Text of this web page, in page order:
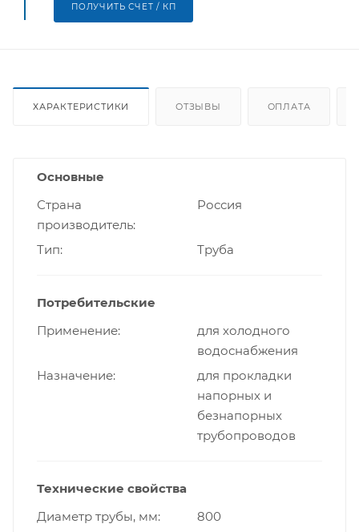
ПОЛУЧИТЬ СЧЕТ / КП
ХАРАКТЕРИСТИКИ ОТЗЫВЫ ОПЛАТА
Основные
Страна
производитель
Россия
Тип Труба
Потребительские
Применение
для холодного
водоснабжения
Назначение
для прокладки
напорных и
безнапорных
трубопроводов
Технические свойства
Диаметр трубы, мм
800